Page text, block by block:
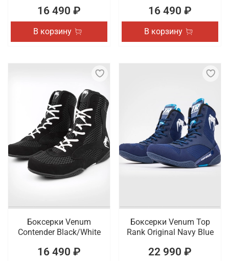
16 490 ₽
В корзину
16 490 ₽
В корзину
Боксерки Venum
Contender Black/White
16 490 ₽
Боксерки Venum Top
Rank Original Navy Blue
22 990 ₽